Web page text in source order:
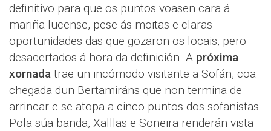
definitivo para que os puntos voasen cara á
mariña lucense, pese ás moitas e claras
oportunidades das que gozaron os locais, pero
desacertados á hora da definición. A próxima
xornada trae un incómodo visitante a Sofán, coa
chegada dun Bertamiráns que non termina de
arrincar e se atopa a cinco puntos dos sofanistas.
Pola súa banda, Xalllas e Soneira renderán vista